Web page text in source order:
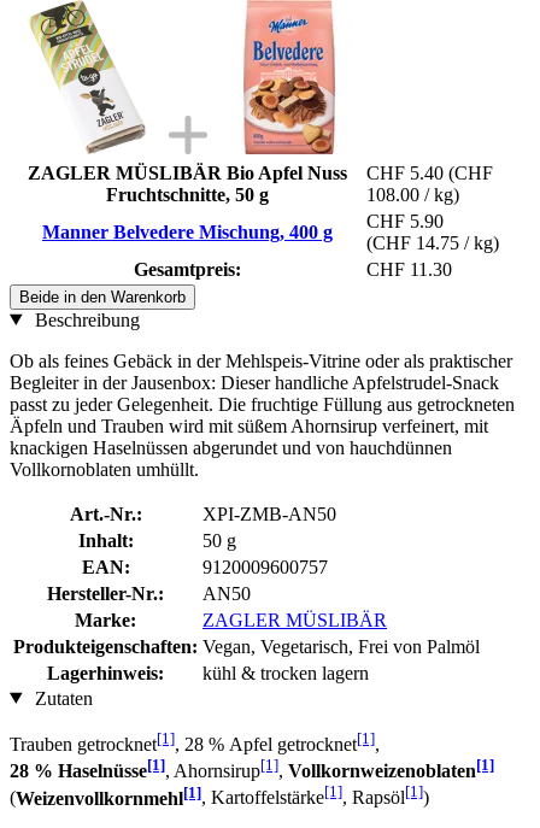
ZAGLER MÜSLIBÄR Bio Apfel Nuss
Fruchtschnitte, 50 g
CHF 5.40 (CHF
108.00 / kg)
Manner Belvedere Mischung, 400 g
CHF 5.90
(CHF 14.75 / kg)
Gesamtpreis:
CHF 11.30
Beide in den Warenkorb
Beschreibung
Ob als feines Gebäck in der Mehlspeis-Vitrine oder als praktischer
Begleiter in der Jausenbox: Dieser handliche Apfelstrudel-Snack
passt zu jeder Gelegenheit. Die fruchtige Füllung aus getrockneten
Äpfeln und Trauben wird mit süßem Ahornsirup verfeinert, mit
knackigen Haselnüssen abgerundet und von hauchdünnen
Vollkornoblaten umhüllt.
Art.-Nr.:
XPI-ZMB-AN50
Inhalt:
50 g
EAN:
9120009600757
Hersteller-Nr.:
AN50
Marke:
ZAGLER MÜSLIBÄR
Produkteigenschaften: Vegan, Vegetarisch, Frei von Palmöl
Lagerhinweis:
kühl & trocken lagern
Zutaten
Trauben getrocknet[1], 28 % Apfel getrocknet[1],
28 % Haselnüsse[1], Ahornsirup[1], Vollkornweizenoblaten[1]
(Weizenvollkornmehl[1], Kartoffelstärke[1], Rapsöl[1])